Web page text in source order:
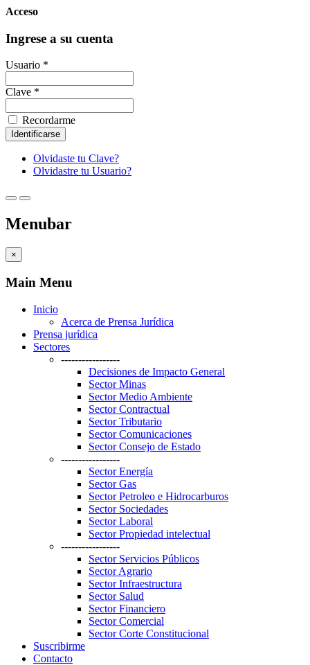
Acceso
Ingrese a su cuenta
Usuario *
Clave *
Recordarme
Olvidaste tu Clave?
Olvidastre tu Usuario?
Menubar
×
Main Menu
Inicio
Acerca de Prensa Jurídica
Prensa jurídica
Sectores
-----------------
Decisiones de Impacto General
Sector Minas
Sector Medio Ambiente
Sector Contractual
Sector Tributario
Sector Comunicaciones
Sector Consejo de Estado
-----------------
Sector Energía
Sector Gas
Sector Petroleo e Hidrocarburos
Sector Sociedades
Sector Laboral
Sector Propiedad intelectual
-----------------
Sector Servicios Públicos
Sector Agrario
Sector Infraestructura
Sector Salud
Sector Financiero
Sector Comercial
Sector Corte Constitucional
Suscribirme
Contacto